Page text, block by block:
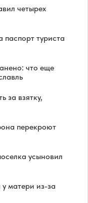
четырех
туриста
что еще
за взятку,
перекроют
усыновил
матери из-за